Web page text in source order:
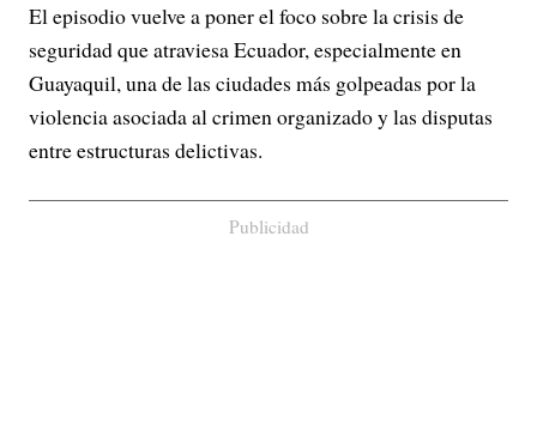
El episodio vuelve a poner el foco sobre la crisis de
seguridad que atraviesa Ecuador, especialmente en
Guayaquil, una de las ciudades más golpeadas por la
violencia asociada al crimen organizado y las disputas
entre estructuras delictivas.
Publicidad